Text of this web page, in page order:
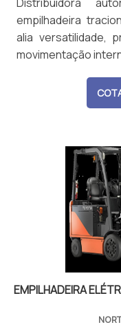
empilhadeira
alia versatilidade,
movimentação
EMPILHADEIRA